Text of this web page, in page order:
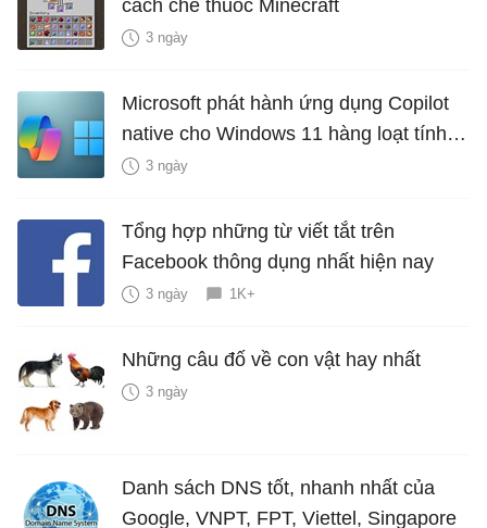
cách chế thuốc Minecraft
3 ngày
Microsoft phát hành ứng dụng Copilot
native cho Windows 11 hàng loạt tính
năng mới Hữu Ích
3 ngày
Tổng hợp những từ viết tắt trên
Facebook thông dụng nhất hiện nay
3 ngày 1K+
Những câu đố về con vật hay nhất
3 ngày
Danh sách DNS tốt, nhanh nhất của
Google, VNPT, FPT, Viettel, Singapore